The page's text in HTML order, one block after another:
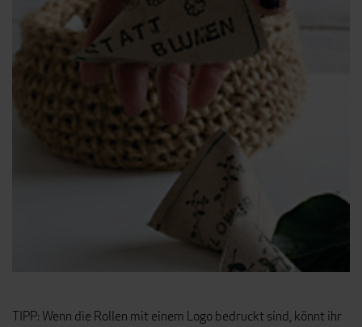
TIPP: Wenn die Rollen mit einem Logo bedruckt sind, könnt ihr